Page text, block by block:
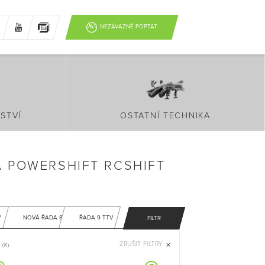
NEZÁVAZNĚ POPTAT
OSTATNÍ TECHNIKA
RCSHIFT
NOVÁ ŘADA 8 ŘADA 9 TTV FILTR
(K) ZRUŠIT FILTRY